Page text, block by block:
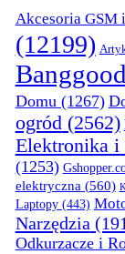
Akcesoria GSM
(12199)
Domu(1267)
ogród(2562)
Elektronika i
(1253)
elektryczna(560)
Laptopy(443)
Narzędzia
Odkurzacze i